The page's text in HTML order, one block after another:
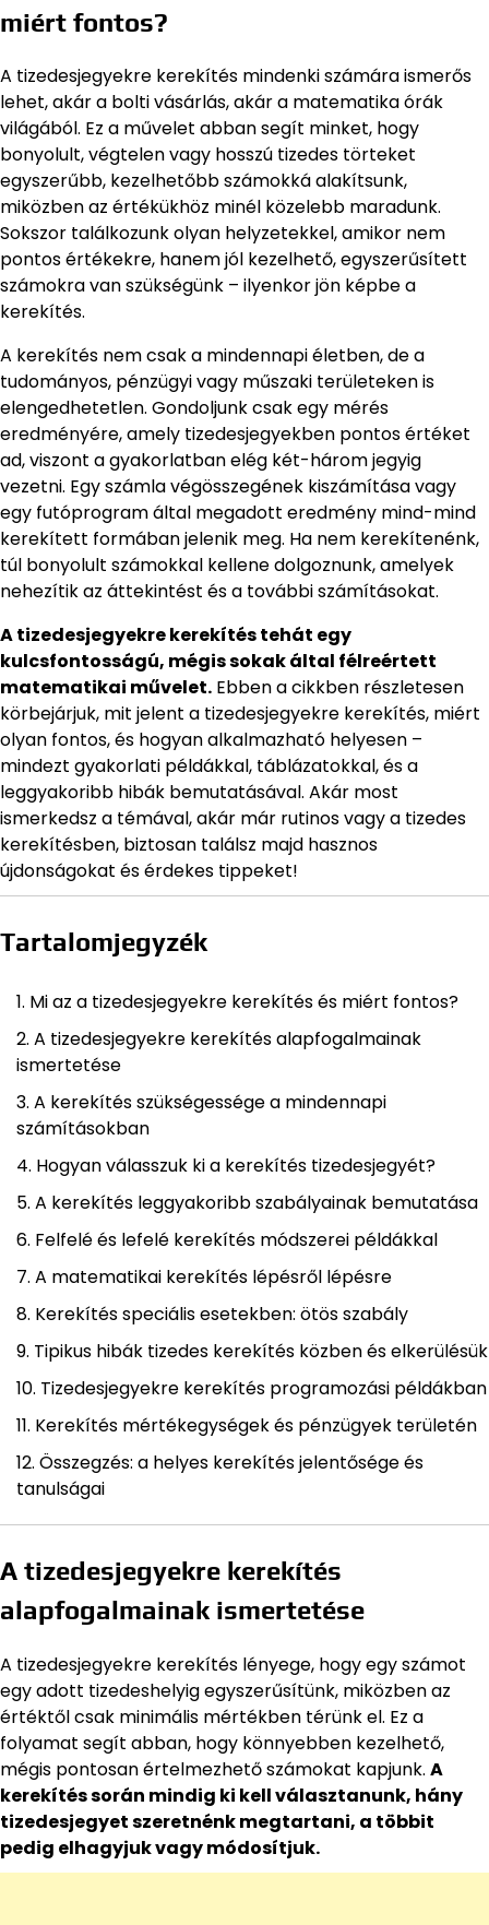
miért fontos?
A tizedesjegyekre kerekítés mindenki számára ismerős
lehet, akár a bolti vásárlás, akár a matematika órák
világából. Ez a művelet abban segít minket, hogy
bonyolult, végtelen vagy hosszú tizedes törteket
egyszerűbb, kezelhetőbb számokká alakítsunk,
miközben az értékükhöz minél közelebb maradunk.
Sokszor találkozunk olyan helyzetekkel, amikor nem
pontos értékekre, hanem jól kezelhető, egyszerűsített
számokra van szükségünk – ilyenkor jön képbe a
kerekítés.
A kerekítés nem csak a mindennapi életben, de a
tudományos, pénzügyi vagy műszaki területeken is
elengedhetetlen. Gondoljunk csak egy mérés
eredményére, amely tizedesjegyekben pontos értéket
ad, viszont a gyakorlatban elég két-három jegyig
vezetni. Egy számla végösszegének kiszámítása vagy
egy futóprogram által megadott eredmény mind-mind
kerekített formában jelenik meg. Ha nem kerekítenénk,
túl bonyolult számokkal kellene dolgoznunk, amelyek
nehezítik az áttekintést és a további számításokat.
A tizedesjegyekre kerekítés tehát egy
kulcsfontosságú, mégis sokak által félreértett
matematikai művelet. Ebben a cikkben részletesen
körbejárjuk, mit jelent a tizedesjegyekre kerekítés, miért
olyan fontos, és hogyan alkalmazható helyesen –
mindezt gyakorlati példákkal, táblázatokkal, és a
leggyakoribb hibák bemutatásával. Akár most
ismerkedsz a témával, akár már rutinos vagy a tizedes
kerekítésben, biztosan találsz majd hasznos
újdonságokat és érdekes tippeket!
Tartalomjegyzék
Mi az a tizedesjegyekre kerekítés és miért fontos?
A tizedesjegyekre kerekítés alapfogalmainak
ismertetése
A kerekítés szükségessége a mindennapi
számításokban
Hogyan válasszuk ki a kerekítés tizedesjegyét?
A kerekítés leggyakoribb szabályainak bemutatása
Felfelé és lefelé kerekítés módszerei példákkal
A matematikai kerekítés lépésről lépésre
Kerekítés speciális esetekben: ötös szabály
Tipikus hibák tizedes kerekítés közben és elkerülésük
Tizedesjegyekre kerekítés programozási példákban
Kerekítés mértékegységek és pénzügyek területén
Összegzés: a helyes kerekítés jelentősége és
tanulságai
A tizedesjegyekre kerekítés
alapfogalmainak ismertetése
A tizedesjegyekre kerekítés lényege, hogy egy számot
egy adott tizedeshelyig egyszerűsítünk, miközben az
értéktől csak minimális mértékben térünk el. Ez a
folyamat segít abban, hogy könnyebben kezelhető,
mégis pontosan értelmezhető számokat kapjunk. A
kerekítés során mindig ki kell választanunk, hány
tizedesjegyet szeretnénk megtartani, a többit
pedig elhagyjuk vagy módosítjuk.